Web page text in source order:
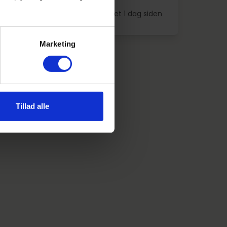
Marketing
Tillad alle
Indrykket 1 dag siden